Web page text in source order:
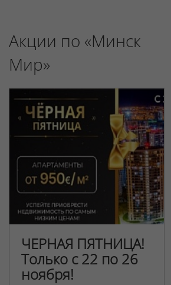
Акции по «Минск
Мир»
ЧЕРНАЯ ПЯТНИЦА!
Только с 22 по 26
ноября!